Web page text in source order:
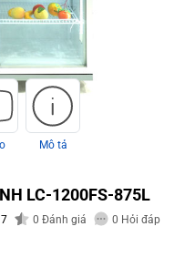
Mô tả
LC-1200FS-875L
0 Đánh giá 0 Hỏi đáp